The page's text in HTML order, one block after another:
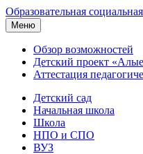
Образовательная
Меню
Обзор возможностей
Детский проект
Аттестация
Детский сад
Начальная школа
Школа
НПО и СПО
ВУЗ